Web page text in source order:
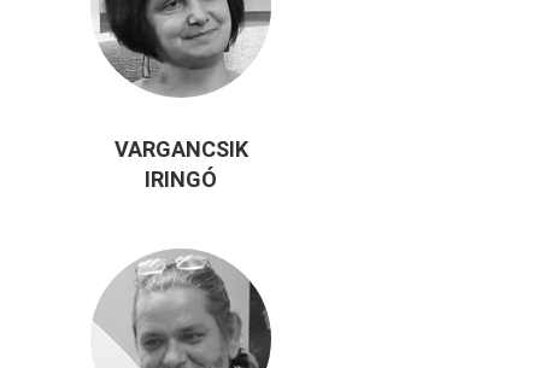
VARGANCSIK
IRINGÓ